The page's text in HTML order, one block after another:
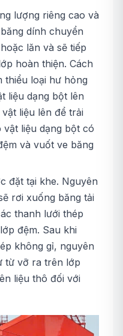
lượng riêng cao và
dính chuyển
lăn và sẽ tiếp
hoàn thiện. Cách
thiểu loại hư hỏng
liệu dạng bột lên
liệu lên để trải
liệu dạng bột có
và vuốt ve băng
đặt tại khe. Nguyên
rơi xuống băng tải
thanh lưới thép
đệm. Sau khi
không gỉ, nguyên
từ vỡ ra trên lớp
liệu thô đối với